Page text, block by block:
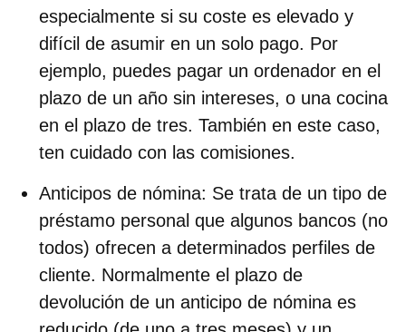
especialmente si su coste es elevado y
difícil de asumir en un solo pago. Por
ejemplo, puedes pagar un ordenador en el
plazo de un año sin intereses, o una cocina
en el plazo de tres. También en este caso,
ten cuidado con las comisiones.
Anticipos de nómina: Se trata de un tipo de
préstamo personal que algunos bancos (no
todos) ofrecen a determinados perfiles de
cliente. Normalmente el plazo de
devolución de un anticipo de nómina es